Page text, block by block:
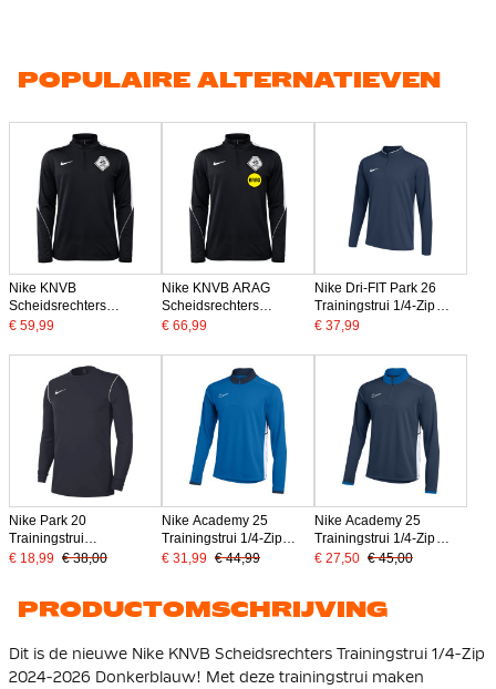
POPULAIRE ALTERNATIEVEN
Nike KNVB
Scheidsrechters
Trainingstrui 1/4-Zip
€ 59,99
Nike KNVB ARAG
Scheidsrechters
Trainingstrui 1/4-Zip
€ 66,99
Nike Dri-FIT Park 26
Trainingstrui 1/4-Zip
Donkerblauw Wit
€ 37,99
Nike Park 20
Trainingstrui
Donkerblauw Wit
€ 18,99 € 38,00
Nike Academy 25
Trainingstrui 1/4-Zip
Blauw Donkerblauw Wit
€ 31,99 € 44,99
Nike Academy 25
Trainingstrui 1/4-Zip
Donkerblauw Blauw Wit
€ 27,50 € 45,00
PRODUCTOMSCHRIJVING
Dit is de nieuwe Nike KNVB Scheidsrechters Trainingstrui 1/4-Zip
2024-2026 Donkerblauw! Met deze trainingstrui maken